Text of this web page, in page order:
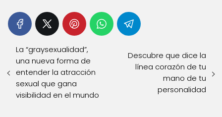
La “graysexualidad”,
una nueva forma de
entender la atracción
sexual que gana
visibilidad en el mundo
Descubre que dice la
línea corazón de tu
mano de tu
personalidad